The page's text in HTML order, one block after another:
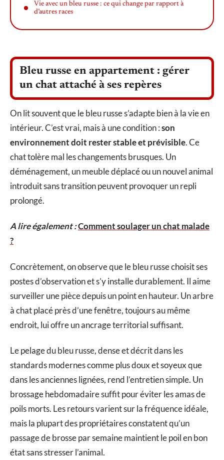
Vie avec un bleu russe : ce qui change par rapport à
d’autres races
Bleu russe en appartement : gérer
un chat attaché à ses repères
On lit souvent que le bleu russe s’adapte bien à la vie en
intérieur. C’est vrai, mais à une condition :son
environnement doit rester stable et prévisible. Ce
chat tolère mal les changements brusques. Un
déménagement, un meuble déplacé ou un nouvel animal
introduit sans transition peuvent provoquer un repli
prolongé.
A lire également :Comment soulager un chat malade
?
Concrètement, on observe que le bleu russe choisit ses
postes d’observation et s’y installe durablement. Il aime
surveiller une pièce depuis un point en hauteur. Un arbre
à chat placé près d’une fenêtre, toujours au même
endroit, lui offre un ancrage territorial suffisant.
Le pelage du bleu russe, dense et décrit dans les
standards modernes comme plus doux et soyeux que
dans les anciennes lignées, rend l’entretien simple. Un
brossage hebdomadaire suffit pour éviter les amas de
poils morts. Les retours varient sur la fréquence idéale,
mais la plupart des propriétaires constatent qu’un
passage de brosse par semaine maintient le poil en bon
état sans stresser l’animal.